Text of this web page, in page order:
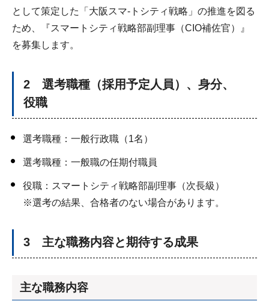
として策定した「大阪スマ-トシティ戦略」の推進を図る
ため、『スマートシティ戦略部副理事（CIO補佐官）』
を募集します。
2 選考職種（採用予定人員）、身分、
役職
選考職種：一般行政職（1名）
選考職種：一般職の任期付職員
役職：スマートシティ戦略部副理事（次長級）
※選考の結果、合格者のない場合があります。
3 主な職務内容と期待する成果
主な職務内容